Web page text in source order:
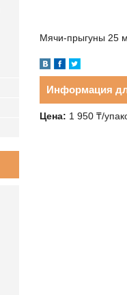
Мячи-прыгуны 25
Информация
Цена: 1 950 ₸/